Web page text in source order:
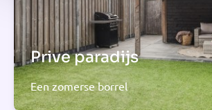
Prive paradijs
Een zomerse borrel